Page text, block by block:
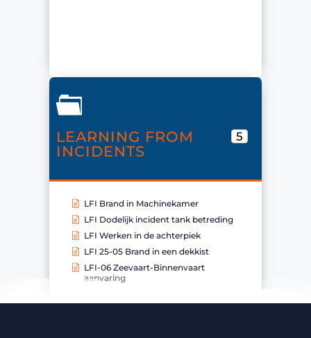
LEARNING FROM
INCIDENTS
5
LFI Brand in Machinekamer
LFI Dodelijk incident tank betreding
LFI Werken in de achterpiek
LFI 25-05 Brand in een dekkist
LFI-06 Zeevaart-Binnenvaart
aanvaring